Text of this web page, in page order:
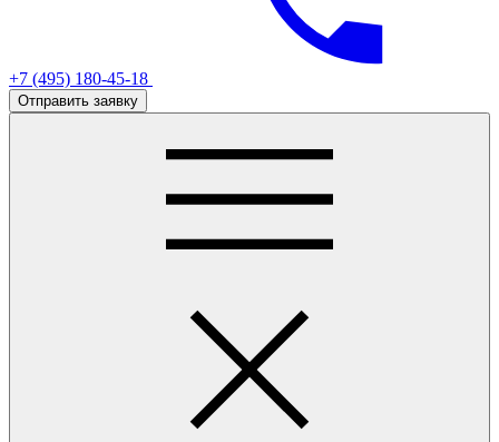
+7 (495) 180-45-18
Отправить заявку